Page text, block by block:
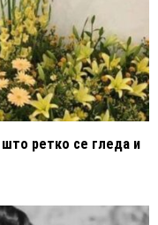
ретко се гледа и